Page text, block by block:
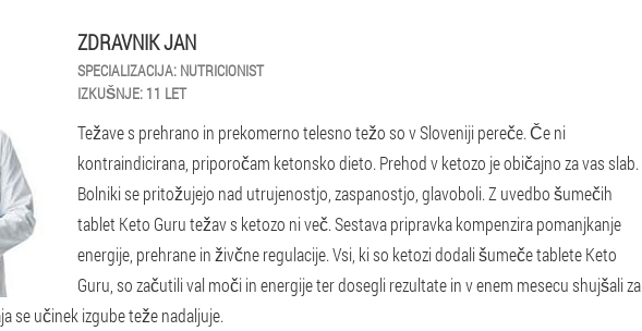
ZDRAVNIK JAN
SPECIALIZACIJA: NUTRICIONIST
IZKUŠNJE: 11 LET
Težave s prehrano in prekomerno telesno težo so v Sloveniji pereče. Če ni
kontraindicirana, priporočam ketonsko dieto. Prehod v ketozo je običajno za vas slab.
Bolniki se pritožujejo nad utrujenostjo, zaspanostjo, glavoboli. Z uvedbo šumečih
tablet Keto Guru težav s ketozo ni več. Sestava pripravka kompenzira pomanjkanje
energije, prehrane in živčne regulacije. Vsi, ki so ketozi dodali šumeče tablete Keto
Guru, so začutili val moči in energije ter dosegli rezultate in v enem mesecu shujšali za
se učinek izgube teže nadaljuje.